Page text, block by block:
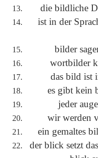
die bildliche
ist in der
bilder
wortbilder
das bild ist
es gibt kein
jeder
wir werden
ein gemaltes
der blick setzt